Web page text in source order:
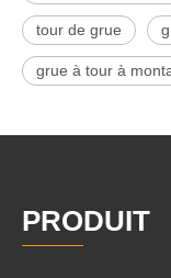
tour de grue
grue à tour à
PRODUIT